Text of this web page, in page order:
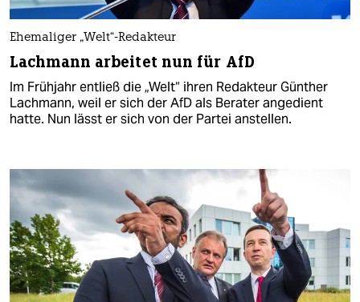
Ehemaliger „Welt“-Redakteur
Lachmann arbeitet nun für AfD
Im Frühjahr entließ die „Welt“ ihren Redakteur Günther
Lachmann, weil er sich der AfD als Berater angedient
hatte. Nun lässt er sich von der Partei anstellen.